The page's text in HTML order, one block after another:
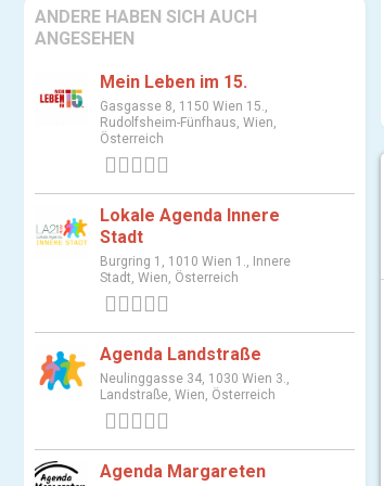
ANDERE HABEN SICH AUCH
ANGESEHEN
Mein Leben im 15.
Gasgasse 8, 1150 Wien 15.,
Rudolfsheim-Fünfhaus, Wien,
Österreich
Lokale Agenda Innere
Stadt
Burgring 1, 1010 Wien 1., Innere
Stadt, Wien, Österreich
Agenda Landstraße
Neulinggasse 34, 1030 Wien 3.,
Landstraße, Wien, Österreich
Agenda Margareten